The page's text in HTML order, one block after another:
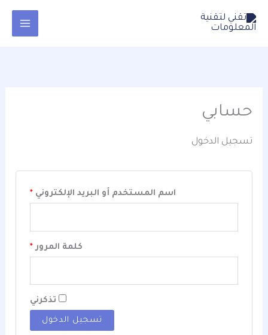
حسابي
تسجيل الدخول
اسم المستخدم أو البريد الإلكتروني *
كلمة المرور *
تذكرني
تسجيل الدخول